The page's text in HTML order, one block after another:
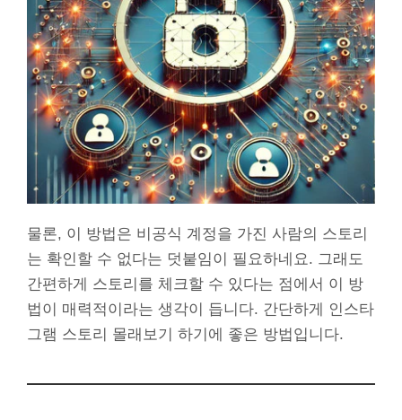
물론, 이 방법은 비공식 계정을 가진 사람의 스토리
는 확인할 수 없다는 덧붙임이 필요하네요. 그래도
간편하게 스토리를 체크할 수 있다는 점에서 이 방
법이 매력적이라는 생각이 듭니다. 간단하게 인스타
그램 스토리 몰래보기 하기에 좋은 방법입니다.